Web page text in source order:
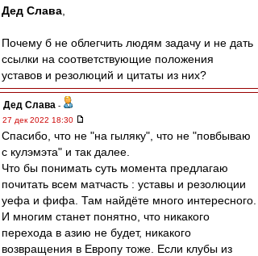
Дед Слава
Почему б не облегчить людям задачу и не дать
ссылки на соответствующие положения
уставов и резолюций и цитаты из них?
Дед Слава -
27 дек 2022 18:30
Спасибо, что не "на гыляку", что не "повбываю
с кулэмэта" и так далее.
Что бы понимать суть момента предлагаю
почитать всем матчасть : уставы и резолюции
уефа и фифа. Там найдёте много интересного.
И многим станет понятно, что никакого
перехода в азию не будет, никакого
возвращения в Европу тоже. Если клубы из